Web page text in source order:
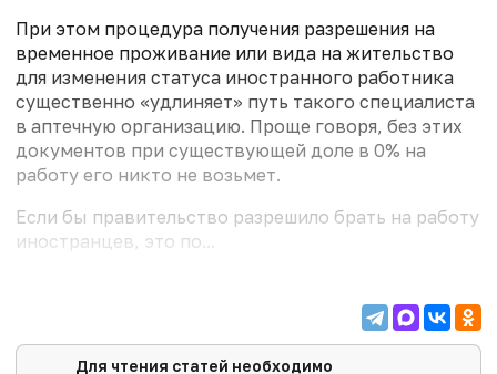
При этом процедура получения разрешения на
временное проживание или вида на жительство
для изменения статуса иностранного работника
существенно «удлиняет» путь такого специалиста
в аптечную организацию. Проще говоря, без этих
документов при существующей доле в 0% на
работу его никто не возьмет.
Если бы правительство разрешило брать на работу
иностранцев, это по...
Для чтения статей необходимо